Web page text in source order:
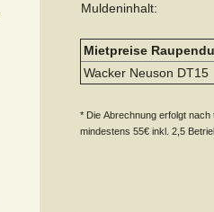
Muldeninhalt:
Mietpreise
Wacker Neuson DT15
* Die Abrechnung erfolgt
mindestens 55€ inkl. 2,5